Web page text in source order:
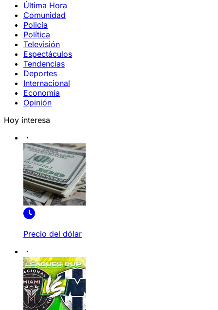
Última Hora
Comunidad
Policía
Política
Televisión
Espectáculos
Tendencias
Deportes
Internacional
Economía
Opinión
Hoy interesa
Precio del dólar